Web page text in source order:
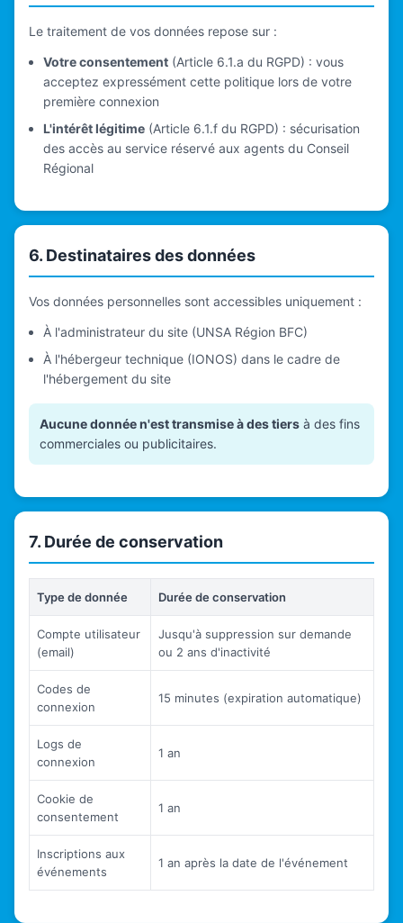
Le traitement de vos données repose sur :
Votre consentement (Article 6.1.a du RGPD) : vous
acceptez expressément cette politique lors de votre
première connexion
L'intérêt légitime (Article 6.1.f du RGPD) : sécurisation
des accès au service réservé aux agents du Conseil
Régional
6. Destinataires des données
Vos données personnelles sont accessibles uniquement :
À l'administrateur du site (UNSA Région BFC)
À l'hébergeur technique (IONOS) dans le cadre de
l'hébergement du site
Aucune donnée n'est transmise à des tiers à des fins
commerciales ou publicitaires.
7. Durée de conservation
Type de donnée Durée de conservation
Compte utilisateur
(email)
Jusqu'à suppression sur demande
ou 2 ans d'inactivité
Codes de
connexion
15 minutes (expiration automatique)
Logs de
connexion
1 an
Cookie de
consentement
1 an
Inscriptions aux
événements
1 an après la date de l'événement